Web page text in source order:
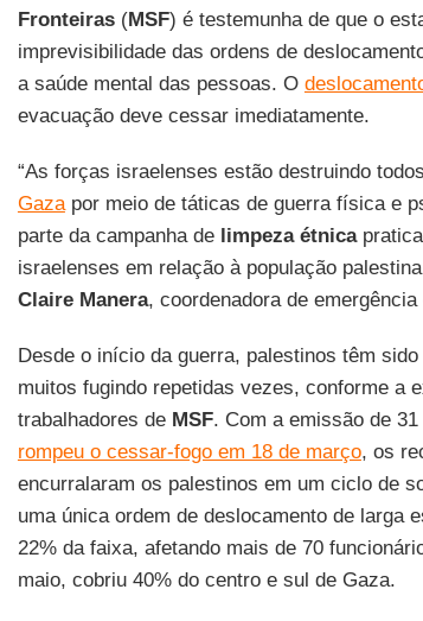
Fronteiras(MSF) é testemunha de que o
imprevisibilidade das ordens de
a saúde mental das pessoas. O
evacuação deve cessar imediatamente.
“As forças israelenses estão destruindo
Gazapor meio de táticas de guerra física e
parte da campanha de limpeza étnica
israelenses em relação à população
Claire Manera, coordenadora de emergência
Desde o início da guerra, palestinos têm
muitos fugindo repetidas vezes, conforme a
trabalhadores de MSF. Com a emissão de
rompeu o cessar-fogo em 18 de março, os
encurralaram os palestinos em um ciclo de
uma única ordem de deslocamento de larga
22% da faixa, afetando mais de 70
maio, cobriu 40% do centro e sul de Gaza.